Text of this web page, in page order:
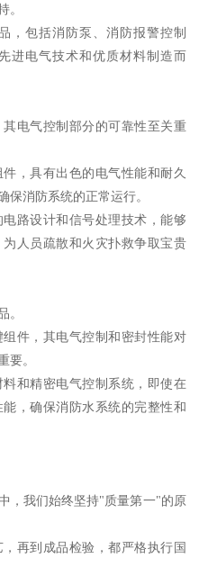
。
，包括消防泵、消防报警控制
进电气技术和优质材料制造而
电气控制部分的可靠性至关重
，具有出色的电气性能和耐久
保消防系统的正常运行。
路设计和信号处理技术，能够
人员疏散和火灾扑救争取宝贵
。
件，其电气控制和密封性能对
要。
和精密电气控制系统，即使在
，确保消防水系统的完整性和
，我们始终坚持"质量第一"的原
再到成品检验，都严格执行国